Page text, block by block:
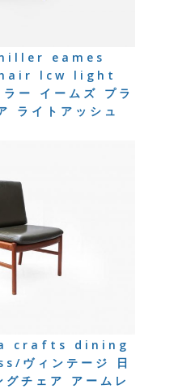
eames
lcw light
ー イームズ プラ
ライトアッシュ
crafts dining
ィンテージ 日
チェア アームレ